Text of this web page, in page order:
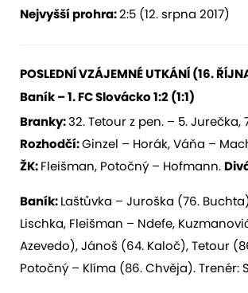
Nejvyšší prohra:2:5 (12. srpna 2017)
POSLEDNÍ VZÁJEMNÉ UTKÁNÍ (16.Ř
Baník– 1. FC Slovácko 1:2 (1:1)
Branky:32. Tetour z pen. – 5. Jurečka,
Rozhodčí:Ginzel – Horák, Váňa –
ŽK:Fleišman, Potočný – Hofmann.
Baník:Laštůvka – Juroška (76.
Lischka, Fleišman – Ndefe,
Azevedo), Jánoš (64. Kaloč), Tetour
Potočný – Klíma (86. Chvěja). Trenér: